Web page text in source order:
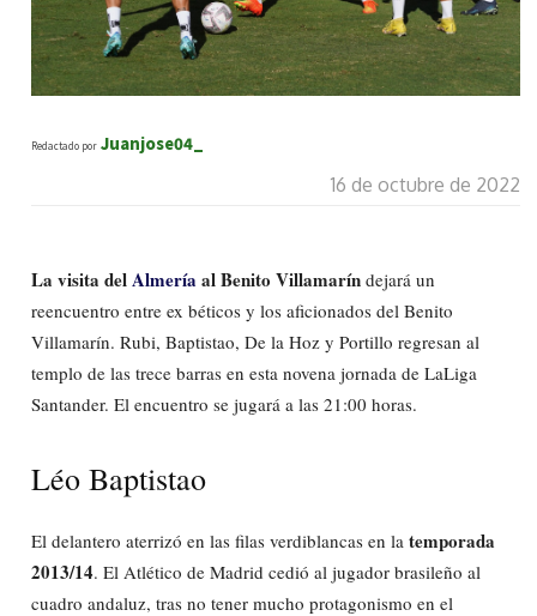
Redactado por Juanjose04_
16 de octubre de 2022
La visita delAlmería al Benito Villamarín dejará un
reencuentro entre ex béticos y los aficionados del Benito
Villamarín. Rubi, Baptistao, De la Hoz y Portillo regresan al
templo de las trece barras en esta novena jornada de LaLiga
Santander. El encuentro se jugará a las 21:00 horas.
Léo Baptistao
El delantero aterrizó en las filas verdiblancas en la temporada
2013/14. El Atlético de Madrid cedió al jugador brasileño al
cuadro andaluz, tras no tener mucho protagonismo en el